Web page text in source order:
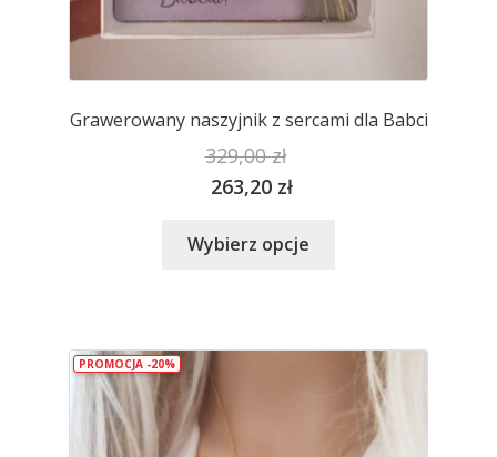
Grawerowany naszyjnik z sercami dla Babci
329,00zł
263,20 zł
Wybierz opcje
Opcje
można
wybrać
PROMOCJA -20%